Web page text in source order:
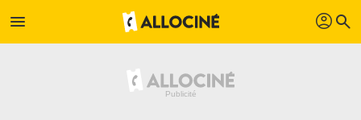
menu profil search